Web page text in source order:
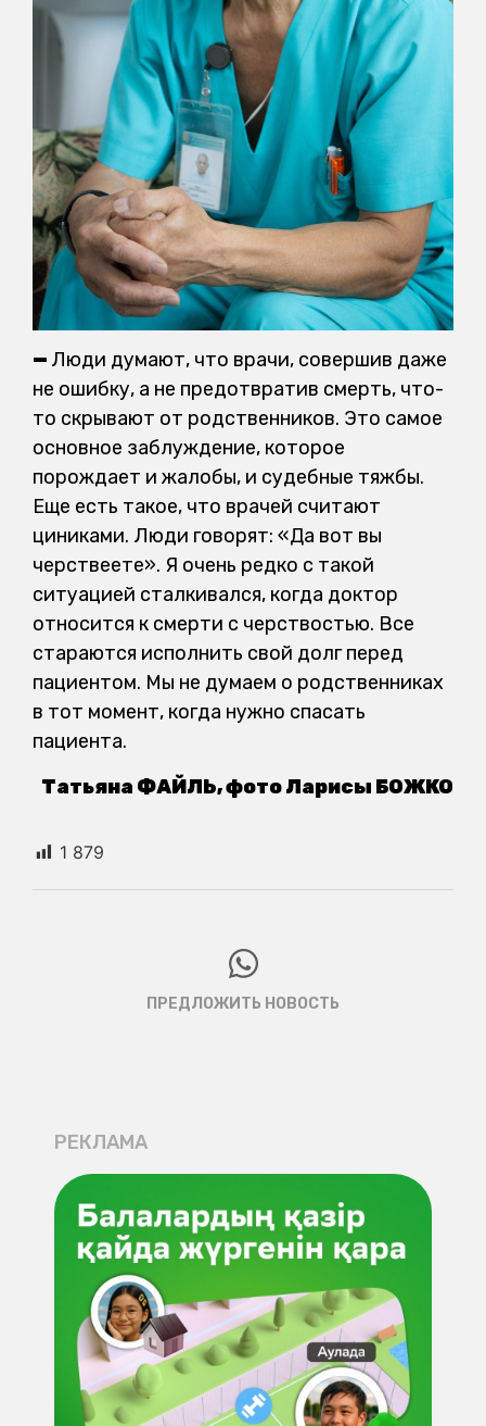
— Люди думают, что врачи, совершив даже
не ошибку, а не предотвратив смерть, что-
то скрывают от родственников. Это самое
основное заблуждение, которое
порождает и жалобы, и судебные тяжбы.
Еще есть такое, что врачей считают
циниками. Люди говорят: «Да вот вы
черствеете». Я очень редко с такой
ситуацией сталкивался, когда доктор
относится к смерти с черствостью. Все
стараются исполнить свой долг перед
пациентом. Мы не думаем о родственниках
в тот момент, когда нужно спасать
пациента.
Татьяна ФАЙЛЬ, фото Ларисы БОЖКО
1 879
ПРЕДЛОЖИТЬ НОВОСТЬ
РЕКЛАМА